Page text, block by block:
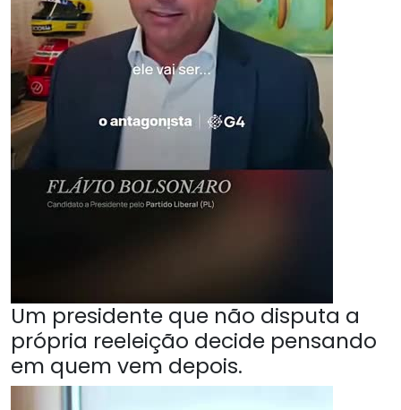
Um presidente que não disputa a
própria reeleição decide pensando
em quem vem depois.